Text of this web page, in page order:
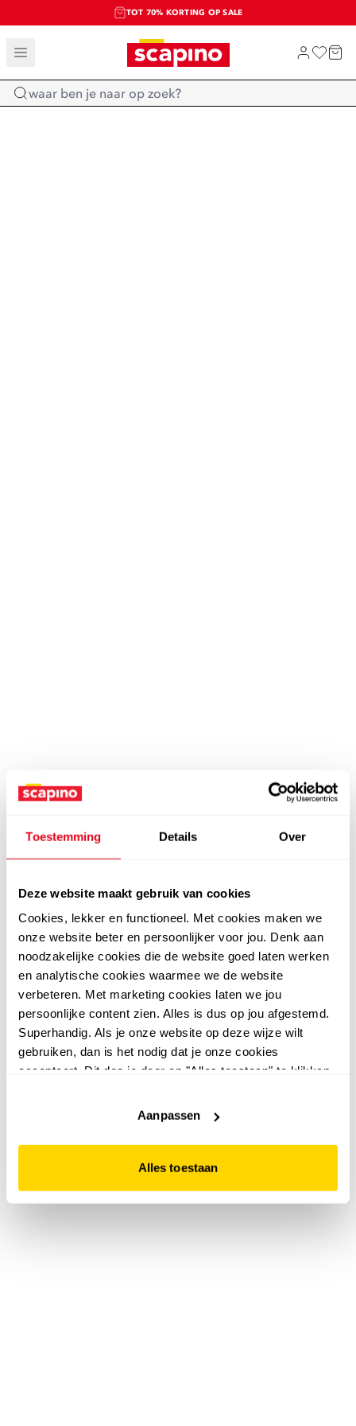
Toestemming Details Over
Deze website maakt gebruik van cookies
Cookies, lekker en functioneel. Met cookies maken we
onze website beter en persoonlijker voor jou. Denk aan
noodzakelijke cookies die de website goed laten werken
en analytische cookies waarmee we de website
verbeteren. Met marketing cookies laten we jou
persoonlijke content zien. Alles is dus op jou afgestemd.
Superhandig. Als je onze website op deze wijze wilt
gebruiken, dan is het nodig dat je onze cookies
accepteert. Dit doe je door op "Alles toestaan" te klikken.
website niet optimaal functioneert.
Aanpassen
Alles toestaan
TOT 70% KORTING OP SALE
SALE: LAATSTE KANS!
SHOP NIEUW
Home